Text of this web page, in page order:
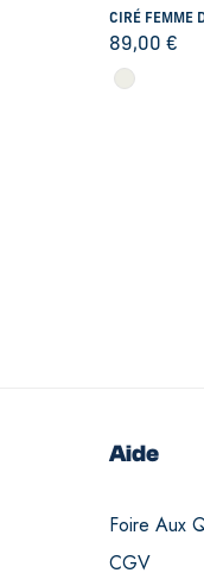
CIRÉ FEMME
89,00€
Aide
Foire Aux
CGV